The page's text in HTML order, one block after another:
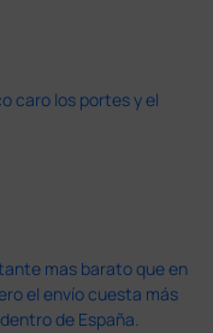
caro los portes y el
mas barato que en
el envío cuesta más
de España.